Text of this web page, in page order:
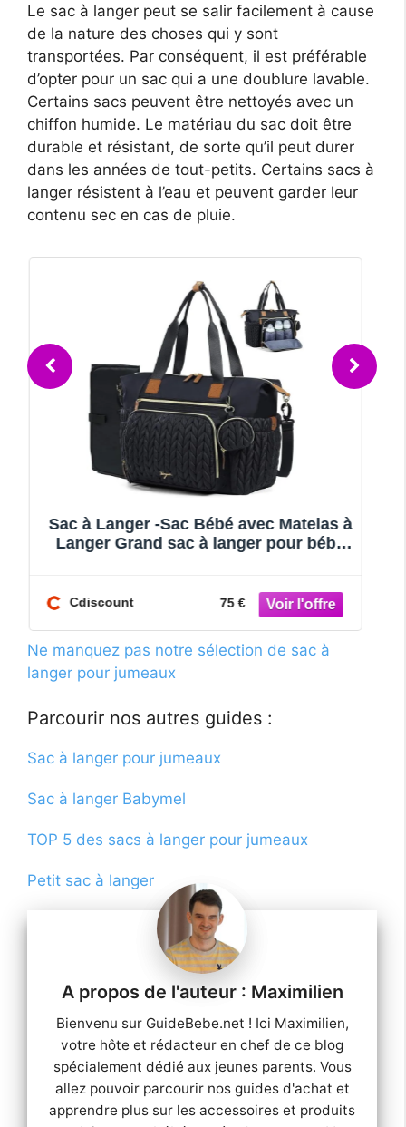
Le sac à langer peut se salir facilement à cause
de la nature des choses qui y sont
transportées. Par conséquent, il est préférable
d’opter pour un sac qui a une doublure lavable.
Certains sacs peuvent être nettoyés avec un
chiffon humide. Le matériau du sac doit être
durable et résistant, de sorte qu’il peut durer
dans les années de tout-petits. Certains sacs à
langer résistent à l’eau et peuvent garder leur
contenu sec en cas de pluie.
Sac à langer pour bébé sac à langer à
bandoulière sac à langer pour mamans
Cdiscount 28.99 €
Ne manquez pas notre sélection de sac à
langer pour jumeaux
Parcourir nos autres guides :
Sac à langer pour jumeaux
Sac à langer Babymel
TOP 5 des sacs à langer pour jumeaux
Petit sac à langer
Maximilien
Bienvenu sur GuideBebe.net ! Ici Maximilien,
votre hôte et rédacteur en chef de ce blog
spécialement dédié aux jeunes parents. Vous
allez pouvoir parcourir nos guides d'achat et
apprendre plus sur les accessoires et produits